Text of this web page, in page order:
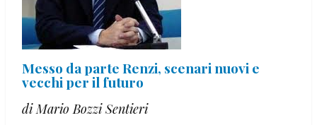
Messo da parte Renzi, scenari nuovi e
vecchi per il futuro
di Mario Bozzi Sentieri